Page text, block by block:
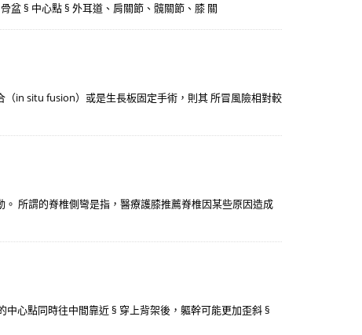
盆 § 中心點 § 外耳道、肩關節、髖關節、膝 關
in situ fusion）或是生長板固定手術，則其 所冒風險相對較
所謂的脊椎側彎是指，醫療護膝推薦脊椎因某些原因造成
心點同時往中間靠近 § 穿上背架後，軀幹可能更加歪斜 §